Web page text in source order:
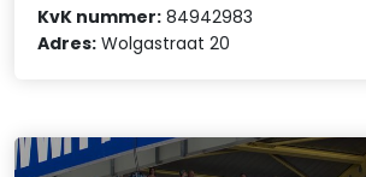
KvK nummer: 84942983
Adres: Wolgastraat 20